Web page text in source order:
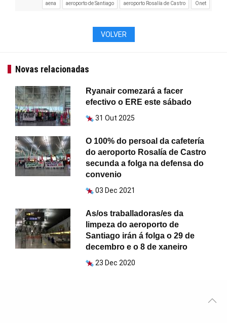
aena aeroporto de Santiago aeroporto Rosalía de Castro Onet
VOLVER
Novas relacionadas
Ryanair comezará a facer
efectivo o ERE este sábado
31 Out 2025
O 100% do persoal da cafetería
do aeroporto Rosalía de Castro
secunda a folga na defensa do
convenio
03 Dec 2021
As/os traballadoras/es da
limpeza do aeroporto de
Santiago irán á folga o 29 de
decembro e o 8 de xaneiro
23 Dec 2020